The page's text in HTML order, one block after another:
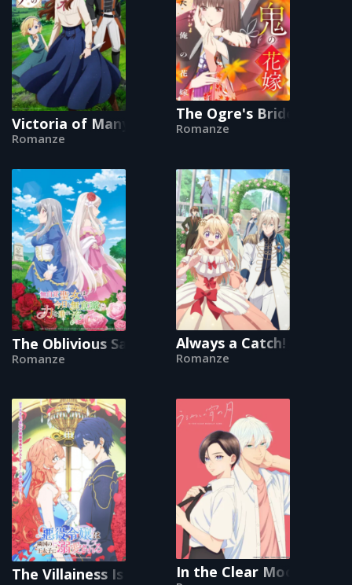
Victoria of Many Faces
Romanze
The Ogre's Bride
Romanze
The Oblivious Saint Can’t Contain Her Power
Romanze
Always a Catch!
Romanze
The Villainess Is Adored by the Prince of the
In the Clear Moonlit